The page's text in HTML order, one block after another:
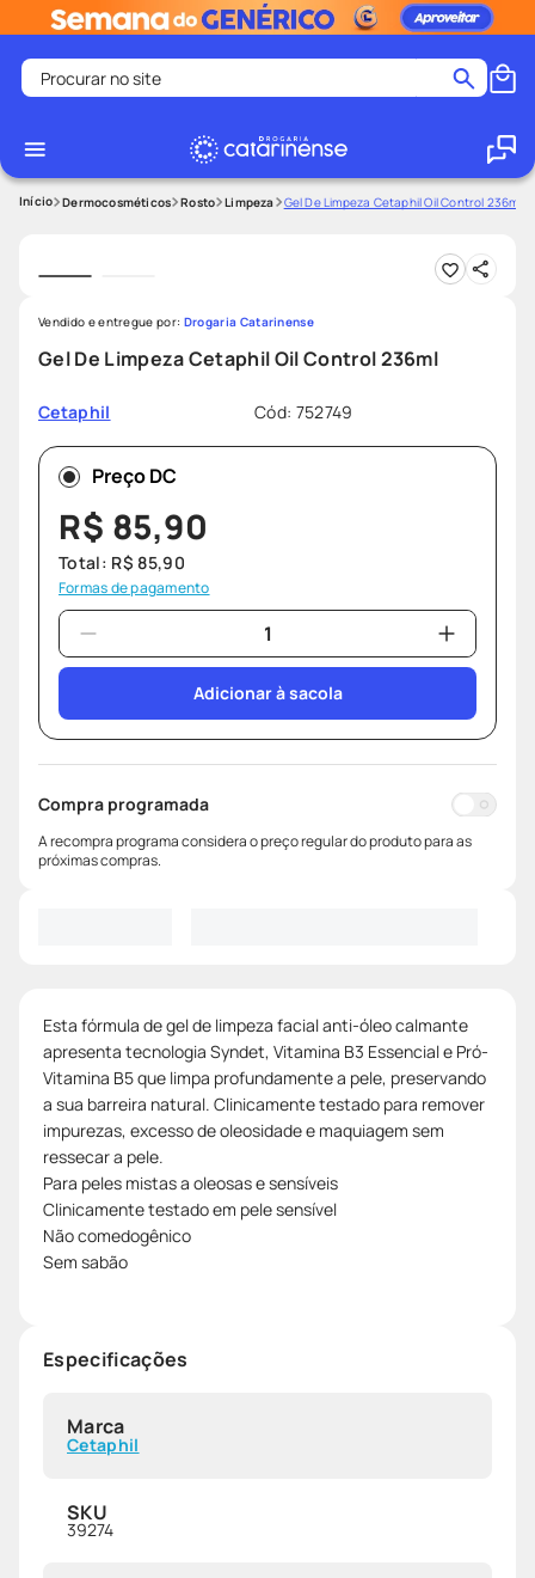
Procurar no site
1
2º
medley
4º
protetor solar facial
5º
shampoo
6º
tadalafila
sabonete liquido
9
desodorante
protetor solar
Dermocosméticos Rosto Limpeza Gel De Limpeza Cetaphil Oil Control 236ml
Gel De Limpeza Cetaphil Oil Control 236ml
Cetaphil Cód: 752749
Vendido e entregue por: Drogaria Catarinense
Preço DC
R$ 85,90
Total: R$ 85,90
Formas de pagamento
Adicionar à sacola
Compra programada
A recompra programa considera o preço regular do produto para as
próximas compras.
Esta fórmula de gel de limpeza facial anti-óleo calmante
apresenta tecnologia Syndet, Vitamina B3 Essencial e Pró-
Vitamina B5 que limpa profundamente a pele, preservando
a sua barreira natural. Clinicamente testado para remover
impurezas, excesso de oleosidade e maquiagem sem
ressecar a pele.
Para peles mistas a oleosas e sensíveis
Clinicamente testado em pele sensível
Não comedogênico
Sem sabão
Especificações
Marca
Cetaphil
SKU
39274